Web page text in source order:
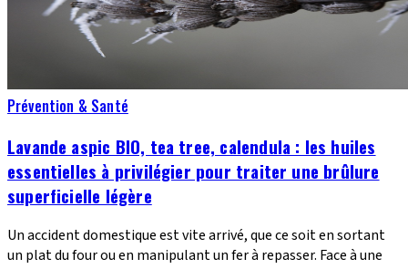
Prévention & Santé
Lavande aspic BIO, tea tree, calendula : les huiles
essentielles à privilégier pour traiter une brûlure
superficielle légère
Un accident domestique est vite arrivé, que ce soit en sortant
un plat du four ou en manipulant un fer à repasser. Face à une